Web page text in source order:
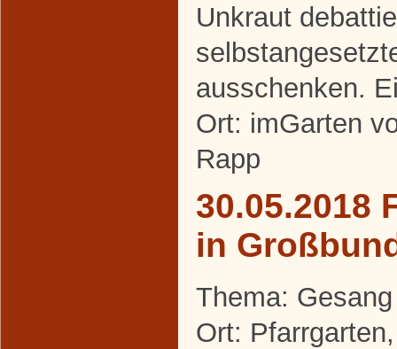
Unkraut
ausschenken.
Ort: imGarten
Rapp
30.05.2018
in
Thema:
Ort: